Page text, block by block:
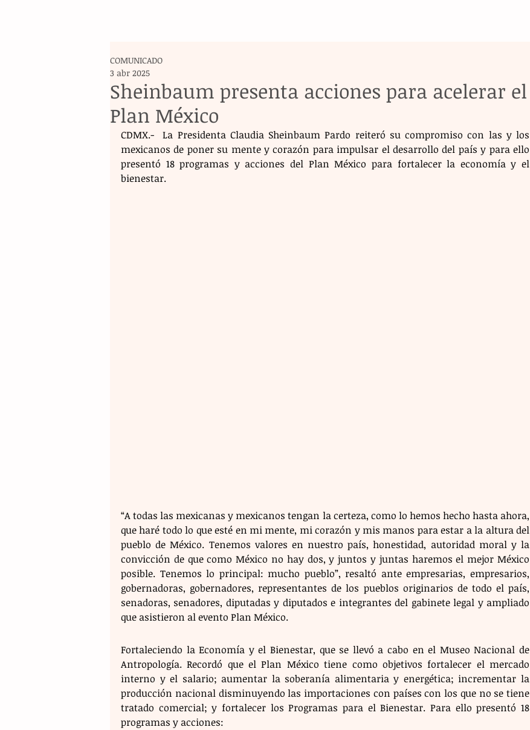
Sheinbaum presenta acciones para acelerar el
Plan México
COMUNICADO
3 abr 2025
CDMX.-  La Presidenta Claudia Sheinbaum Pardo reiteró su compromiso con las y los
mexicanos de poner su mente y corazón para impulsar el desarrollo del país y para ello
presentó 18 programas y acciones del Plan México para fortalecer la economía y el
bienestar.
“A todas las mexicanas y mexicanos tengan la certeza, como lo hemos hecho hasta ahora,
que haré todo lo que esté en mi mente, mi corazón y mis manos para estar a la altura del
pueblo de México. Tenemos valores en nuestro país, honestidad, autoridad moral y la
convicción de que como México no hay dos, y juntos y juntas haremos el mejor México
posible. Tenemos lo principal: mucho pueblo”, resaltó ante empresarias, empresarios,
gobernadoras, gobernadores, representantes de los pueblos originarios de todo el país,
senadoras, senadores, diputadas y diputados e integrantes del gabinete legal y ampliado
que asistieron al evento Plan México.
Fortaleciendo la Economía y el Bienestar, que se llevó a cabo en el Museo Nacional de
Antropología. Recordó que el Plan México tiene como objetivos fortalecer el mercado
interno y el salario; aumentar la soberanía alimentaria y energética; incrementar la
producción nacional disminuyendo las importaciones con países con los que no se tiene
tratado comercial; y fortalecer los Programas para el Bienestar. Para ello presentó 18
programas y acciones: